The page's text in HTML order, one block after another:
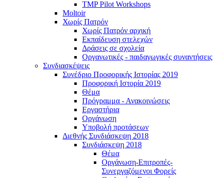
TMP Pilot Workshops
Moltoir
Χωρίς Πατρόν
Χωρίς Πατρόν αρχική
Εκπαίδευση στελεχών
Δράσεις σε σχολεία
Οργανωτικές - παιδαγωγικές συναντήσεις
Συνδιασκέψεις
Συνέδριο Προφορικής Ιστορίας 2019
Προφορική Ιστορία 2019
Θέμα
Πρόγραμμα - Ανακοινώσεις
Εργαστήρια
Οργάνωση
Υποβολή προτάσεων
Διεθνής Συνδιάσκεψη 2018
Συνδιάσκεψη 2018
Θέμα
Οργάνωση-Επιτροπές-
Συνεργαζόμενοι Φορείς